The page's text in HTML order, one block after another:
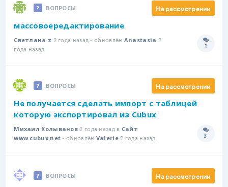
ВОПРОСЫ На рассмотрении
массовоередактирование
Светлана z 2 года назад • обновлён Anastasia 2
года назад
1
ВОПРОСЫ На рассмотрении
Не получается сделать импорт с таблицей
которую экспортировал из Cubux
Михаил Колыванов 2 года назад в Сайт
www.cubux.net • обновлён Valerie2 года назад 3
ВОПРОСЫ На рассмотрении